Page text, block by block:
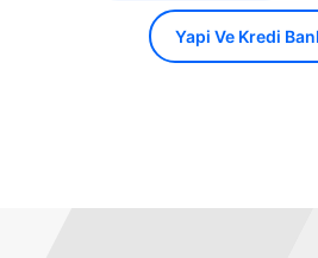
Yapi Ve Kredi